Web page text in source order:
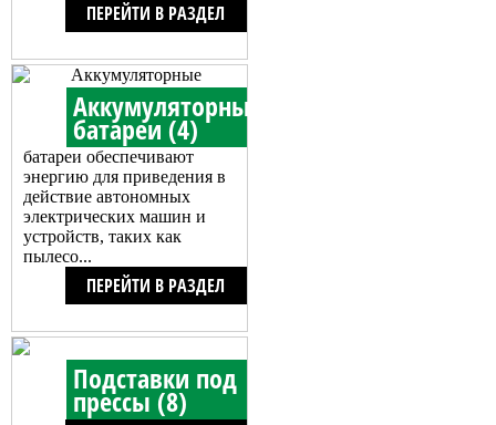
ПЕРЕЙТИ В РАЗДЕЛ
Аккумуляторные
батареи (4)
Аккумуляторные
батареи обеспечивают
энергию для приведения в
действие автономных
электрических машин и
устройств, таких как
пылесо...
ПЕРЕЙТИ В РАЗДЕЛ
Подставки под
прессы (8)